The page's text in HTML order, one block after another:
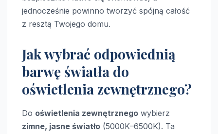
jednocześnie powinno tworzyć spójną całość
z resztą Twojego domu.
Jak wybrać odpowiednią
barwę światła do
oświetlenia zewnętrznego?
Do oświetlenia zewnętrznego wybierz
zimne, jasne światło (5000K–6500K). Ta